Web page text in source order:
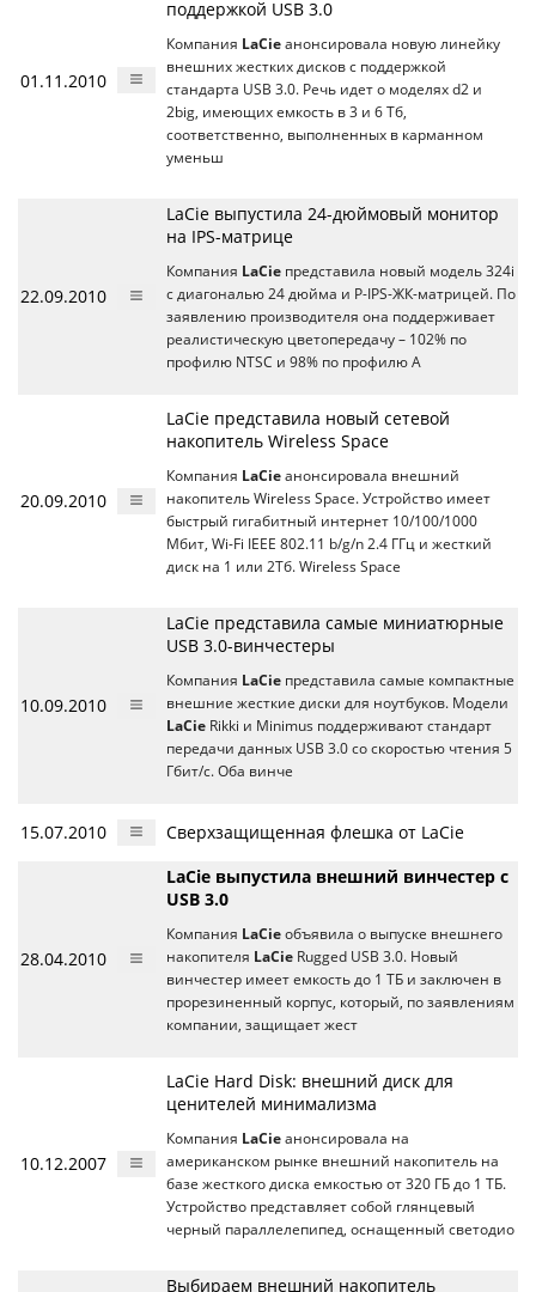
01.11.2010
поддержкой USB 3.0
Компания LaCie анонсировала новую линейку
внешних жестких дисков с поддержкой
стандарта USB 3.0. Речь идет о моделях d2 и
2big, имеющих емкость в 3 и 6 Тб,
соответственно, выполненных в карманном
уменьш
22.09.2010
LaCie выпустила 24-дюймовый монитор
на IPS-матрице
Компания LaCie представила новый модель 324i
с диагональю 24 дюйма и P-IPS-ЖК-матрицей. По
заявлению производителя она поддерживает
реалистическую цветопередачу – 102% по
профилю NTSC и 98% по профилю A
20.09.2010
LaCie представила новый сетевой
накопитель Wireless Space
Компания LaCie анонсировала внешний
накопитель Wireless Space. Устройство имеет
быстрый гигабитный интернет 10/100/1000
Мбит, Wi-Fi IEEE 802.11 b/g/n 2.4 ГГц и жесткий
диск на 1 или 2Тб. Wireless Space
10.09.2010
LaCie представила самые миниатюрные
USB 3.0-винчестеры
Компания LaCie представила самые компактные
внешние жесткие диски для ноутбуков. Модели
LaCie Rikki и Minimus поддерживают стандарт
передачи данных USB 3.0 со скоростью чтения 5
Гбит/с. Оба винче
15.07.2010 Сверхзащищенная флешка от LaCie
28.04.2010
LaCie выпустила внешний винчестер с
USB 3.0
Компания LaCie объявила о выпуске внешнего
накопителя LaCie Rugged USB 3.0. Новый
винчестер имеет емкость до 1 ТБ и заключен в
прорезиненный корпус, который, по заявлениям
компании, защищает жест
10.12.2007
LaCie Hard Disk: внешний диск для
ценителей минимализма
Компания LaCie анонсировала на
американском рынке внешний накопитель на
базе жесткого диска емкостью от 320 ГБ до 1 ТБ.
Устройство представляет собой глянцевый
черный параллелепипед, оснащенный светодио
Выбираем внешний накопитель